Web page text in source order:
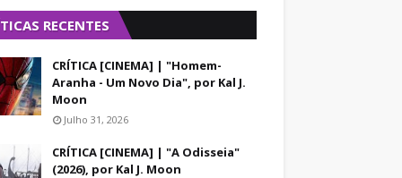
RECENTES
CRÍTICA [CINEMA] | "Homem-
Aranha - Um Novo Dia", por Kal J.
Moon
Julho 31, 2026
CRÍTICA [CINEMA] | "A Odisseia"
(2026), por Kal J. Moon